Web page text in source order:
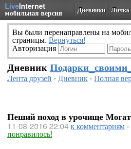
LiveInternet
мобильная версия Дневники Личка
Вы были перенаправлены на
страницы. Вернуться!
Авторизация
Дневник
Лента друзей -Дневник-Полная
Пеший поход в урочище
11-08-2016 22:04к комментариям-
понравилось!